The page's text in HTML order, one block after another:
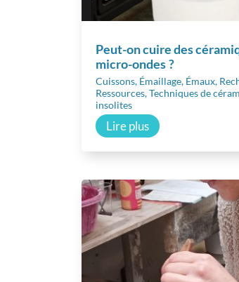
Peut-on cuire des
micro-ondes ?
Cuissons, Émaillage, Émaux,
Ressources,Techniques de
insolites
Lire plus